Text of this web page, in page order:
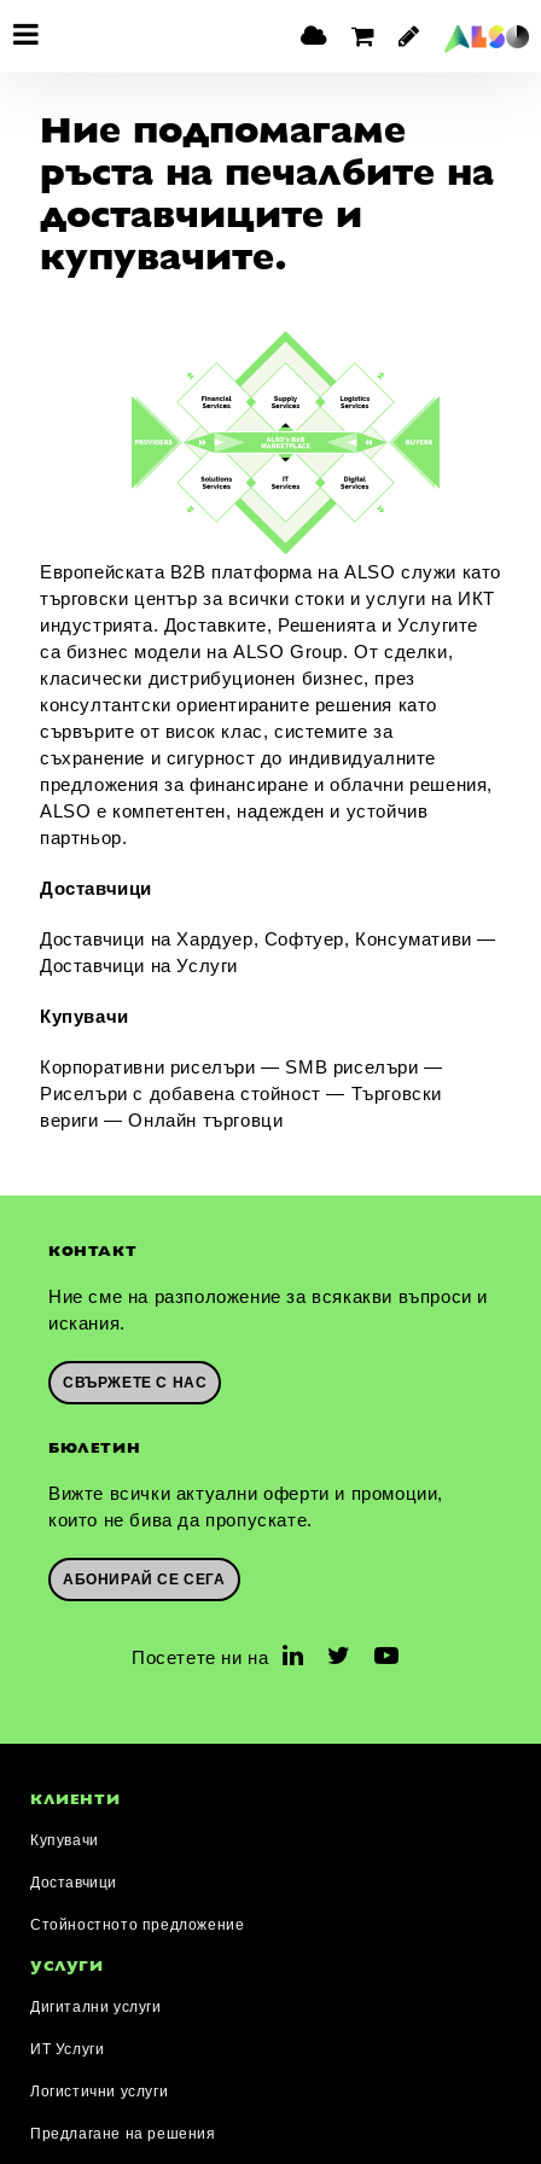
Ние подпомагаме
ръста на печалбите на
доставчиците и
купувачите.
Европейската B2B платформа на ALSO служи като
търговски център за всички стоки и услуги на ИКТ
индустрията. Доставките, Решенията и Услугите
са бизнес модели на ALSO Group. От сделки,
класически дистрибуционен бизнес, през
консултантски ориентираните решения като
сървърите от висок клас, системите за
съхранение и сигурност до индивидуалните
предложения за финансиране и облачни решения,
ALSO е компетентен, надежден и устойчив
партньор.
Доставчици
Доставчици на Хардуер, Софтуер, Консумативи —
Доставчици на Услуги
Купувачи
Корпоративни риселъри — SMB риселъри —
Риселъри с добавена стойност — Търговски
вериги — Онлайн търговци
КОНТАКТ
Ние сме на разположение за всякакви въпроси и
искания.
СВЪРЖЕТЕ С НАС
БЮЛЕТИН
Вижте всички актуални оферти и промоции,
които не бива да пропускате.
АБОНИРАЙ СЕ СЕГА
Посетете ни на
КЛИЕНТИ
Купувачи
Доставчици
Стойностното предложение
УСЛУГИ
Дигитални услуги
ИТ Услуги
Логистични услуги
Предлагане на решения